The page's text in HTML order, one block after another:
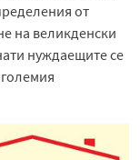
от
на великденски
нуждаещите се